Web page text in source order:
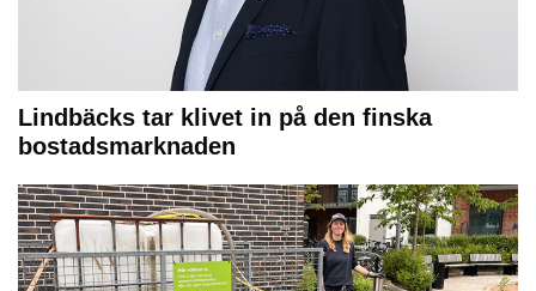
Lindbäcks tar klivet in på den finska
bostadsmarknaden